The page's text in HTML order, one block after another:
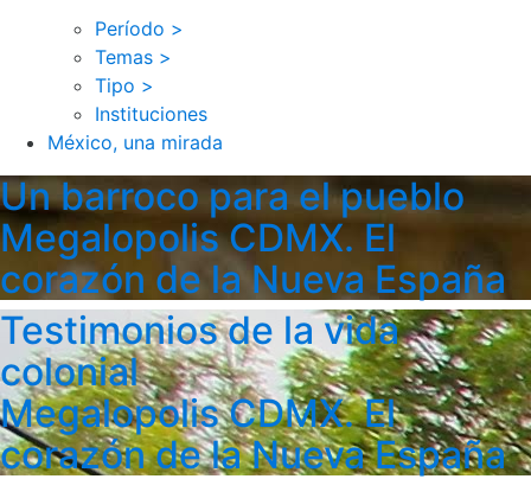
Período >
Temas >
Tipo >
Instituciones
México, una mirada
Un barroco para el pueblo
Megalopolis CDMX. El
corazón de la Nueva España
Testimonios de la vida
colonial
Megalopolis CDMX. El
corazón de la Nueva España